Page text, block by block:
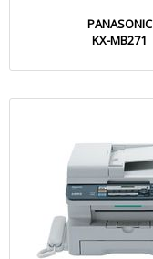
PANASONIC
KX-MB271